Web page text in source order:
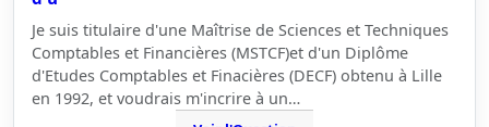
Je suis titulaire d'une Maîtrise de Sciences et Techniques
Comptables et Financières (MSTCF)et d'un Diplôme
d'Etudes Comptables et Finacières (DECF) obtenu à Lille
en 1992, et voudrais m'incrire à un…